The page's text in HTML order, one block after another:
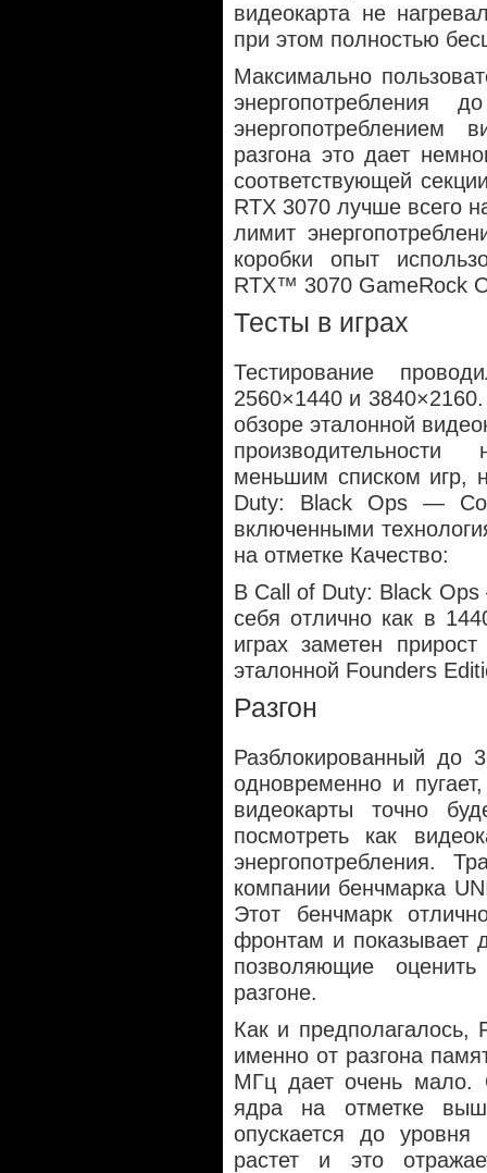
видеокарта не
при этом полностью
Максимально
разгона это дает
соответствующей
RTX 3070 лучше всего
лимит
коробки опыт
RTX™ 3070 GameRock
Тесты в играх
Тестирование
2560×1440 и
обзоре эталонной
меньшим списком
Duty: Black Ops —
включенными
на отметке Качество:
В Call of Duty: Black
себя отлично как в
играх заметен прирост
эталонной Founders
Разгон
Разблокированный до
одновременно и
видеокарты точно
посмотреть как
энергопотребления.
компании бенчмарка
Этот бенчмарк
фронтам и показывает
позволяющие
разгоне.
Как и предполагалось,
именно от разгона
МГц дает очень мало.
ядра на отметке
опускается до уровня
растет и это